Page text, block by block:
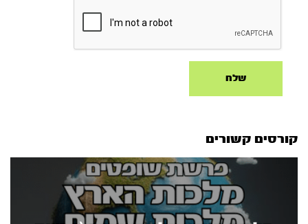
קורסים קשורים